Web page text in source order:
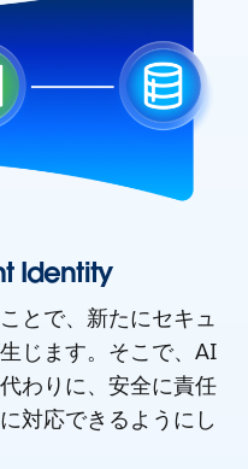
Identity
とで、新たにセキュ
じます。そこで、AI
わりに、安全に責任
対応できるようにし